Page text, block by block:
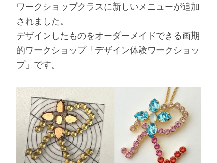
4daysコース
ろう付け体験
よせ体験
デザイン体験
About Yosemo Studio
DesignWorkshop
YoseMonoCraftWorkshop
夏休みハンダ付けワークショップ
材料・工具販売サイト
ワークショップクラスに新しいメニューが追加
されました。
デザインしたものをオーダーメイドできる画期
的ワークショップ「デザイン体験ワークショッ
プ」です。